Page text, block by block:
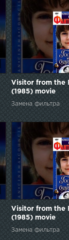
Visitor from the
(1985) movie
Замена фильтра
Visitor from the
(1985) movie
Замена фильтра